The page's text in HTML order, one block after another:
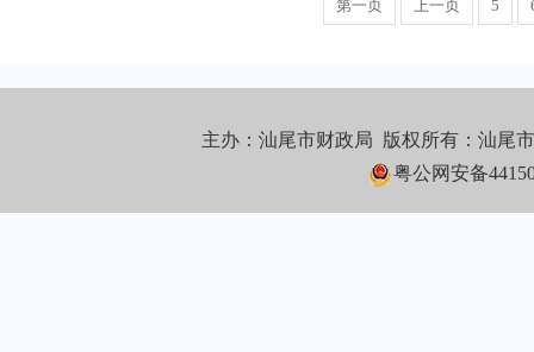
第一页 上一页 5
主办：汕尾市财政局 版权所有：汕尾
粤公网安备